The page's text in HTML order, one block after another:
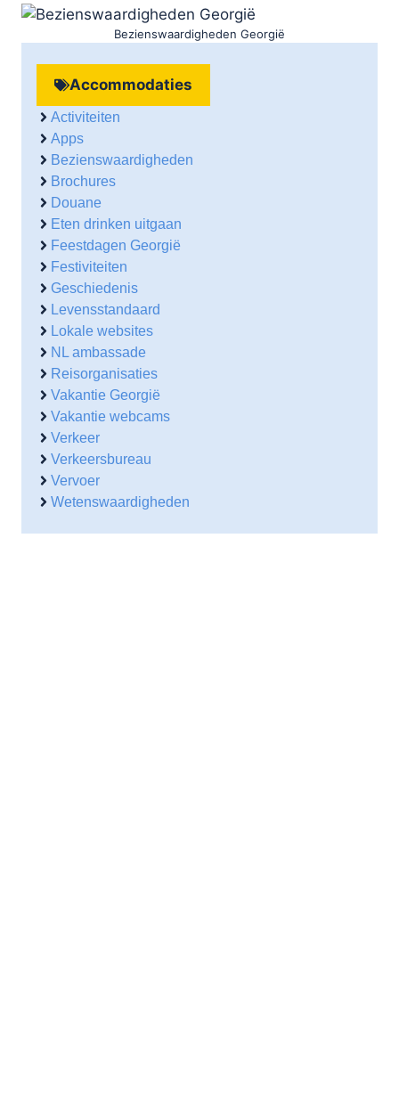
Bezienswaardigheden Georgië
Accommodaties
Activiteiten
Apps
Bezienswaardigheden
Brochures
Douane
Eten drinken uitgaan
Feestdagen Georgië
Festiviteiten
Geschiedenis
Levensstandaard
Lokale websites
NL ambassade
Reisorganisaties
Vakantie Georgië
Vakantie webcams
Verkeer
Verkeersbureau
Vervoer
Wetenswaardigheden